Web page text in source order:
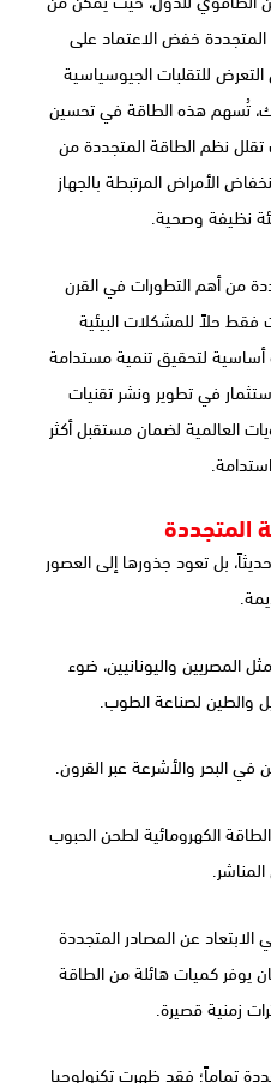
المتجددة خفض الاعتماد على
التعرض للتقلبات الجيوسياسية
تُسهم هذه الطاقة في تحسين
نظم الطاقة المتجددة من
الأمراض المرتبطة بالجهاز
نظيفة وصحية.
من أهم التطورات في القرن
حلاً للمشكلات البيئية
أساسية لتحقيق تنمية مستدامة
في تطوير ونشر تقنيات
العالمية لضمان مستقبل أكثر
المتجددة
بل تعود جذورها إلى العصور
المصريين واليونانيين، ضوء
والطين لصناعة الطوب.
البحر والأشرعة عبر القرون.
الكهرومائية لطحن الحبوب
الابتعاد عن المصادر المتجددة
يوفر كميات هائلة من الطاقة
زمنية قصيرة.
تماماً؛ فقد ظهرت تكنولوجيا